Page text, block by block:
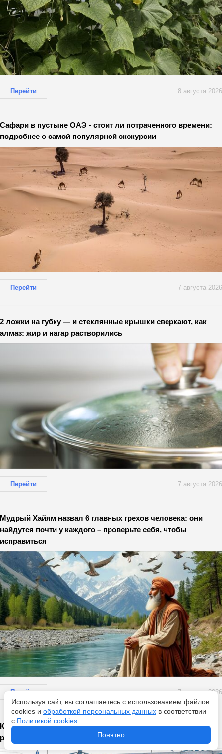
Перейти 8 августа 2026
Сафари в пустыне ОАЭ - стоит ли потраченного времени:
подробнее о самой популярной экскурсии
Перейти 7 августа 2026
2 ложки на губку — и стеклянные крышки сверкают, как
алмаз: жир и нагар растворились
Перейти 7 августа 2026
Мудрый Хайям назвал 6 главных грехов человека: они
найдутся почти у каждого – проверьте себя, чтобы
исправиться
Перейти 7 августа 2026
Как заправлять авто без очередей - есть лайфхаки:
работают в любом городе России
Используя сайт, вы соглашаетесь с использованием файлов
cookies и обработкой персональных данных в соответствии
с Политикой cookies
Понятно